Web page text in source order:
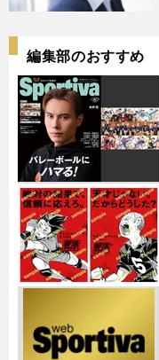
編集部のおすすめ